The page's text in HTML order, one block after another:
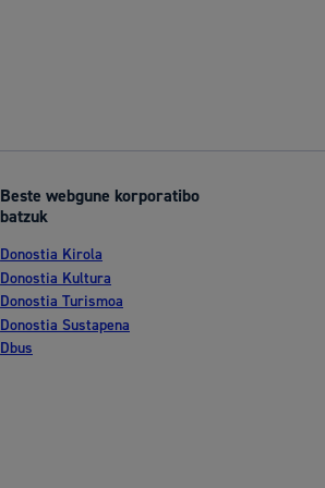
Beste webgune korporatibo
batzuk
Donostia Kirola
Donostia Kultura
Donostia Turismoa
Donostia Sustapena
Dbus